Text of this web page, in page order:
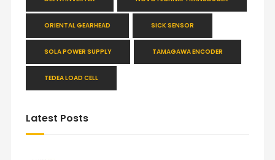
ORIENTAL GEARHEAD SICK SENSOR
SOLA POWER SUPPLY TAMAGAWA ENCODER
TEDEA LOAD CELL
Latest Posts